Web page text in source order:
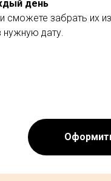
день
сможете забрать их из
нужную дату.